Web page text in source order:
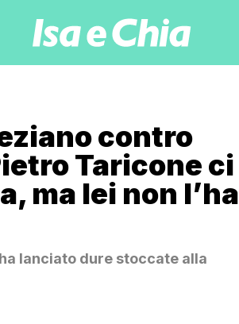
contro
Taricone ci
ma lei non l’ha
lanciato dure stoccate alla